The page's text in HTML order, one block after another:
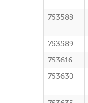
753588
753589
753616
753630